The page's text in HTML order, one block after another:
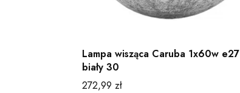
Lampa wisząca Caruba 1x60w e27
biały 30
Cena
272,99 zł